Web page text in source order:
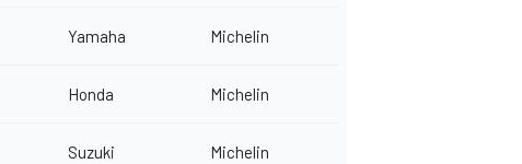
Yamaha Michelin
Honda Michelin
Suzuki Michelin